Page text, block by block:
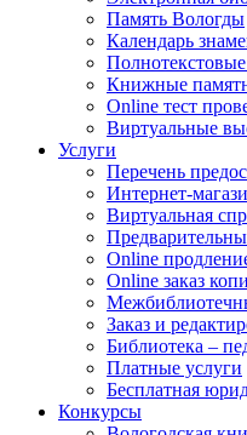
Память Вологды
Календарь
Книжные
Online тест
Виртуальные
Услуги
Перечень
Интернет-
Виртуальная
Online
Online заказ
Заказ и
Библиотека –
Платные услуги
Бесплатная
Конкурсы